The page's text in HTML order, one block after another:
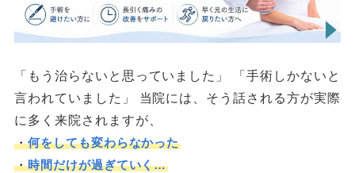
「もう治らないと思っていました」 「手術しかないと
言われていました」 当院には、そう話される方が実際
に多く来院されますが、
・何をしても変わらなかった
・時間だけが過ぎていく…